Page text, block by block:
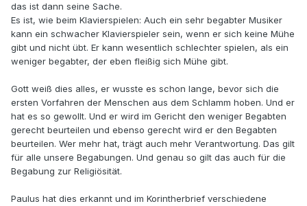
das ist dann seine Sache.
Es ist, wie beim Klavierspielen: Auch ein sehr begabter Musiker
kann ein schwacher Klavierspieler sein, wenn er sich keine Mühe
gibt und nicht übt. Er kann wesentlich schlechter spielen, als ein
weniger begabter, der eben fleißig sich Mühe gibt.
Gott weiß dies alles, er wusste es schon lange, bevor sich die
ersten Vorfahren der Menschen aus dem Schlamm hoben. Und er
hat es so gewollt. Und er wird im Gericht den weniger Begabten
gerecht beurteilen und ebenso gerecht wird er den Begabten
beurteilen. Wer mehr hat, trägt auch mehr Verantwortung. Das gilt
für alle unsere Begabungen. Und genau so gilt das auch für die
Begabung zur Religiösität.
Paulus hat dies erkannt und im Korintherbrief verschiedene